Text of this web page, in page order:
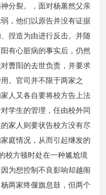
分裂。，面对杨蕙然父亲
，他们以原告并没有证据
捏造为由进行反击。并随
有心脏病的事实后，仍然
曹阳的去世负责，并要求
。官司并不限于两家之
人又各自要将校方告上法
学生的管理，任由校外同
家人则要状告校方没有尽
庭情况，从而引起继发的
校方顿时处在一种尴尬境
为想控制不良影响却越闹
两家终偃旗息鼓，但两个